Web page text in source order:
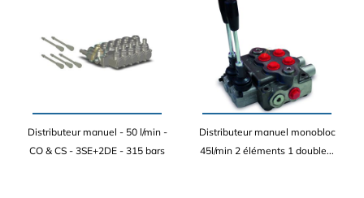
Distributeur manuel - 50 l/min -
CO & CS - 3SE+2DE - 315 bars
Distributeur manuel monobloc
45l/min 2 éléments 1 double...